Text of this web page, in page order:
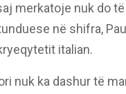
merkatoje nuk do
në shifra,
italian.
nuk ka dashur të